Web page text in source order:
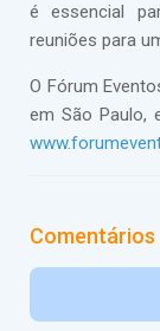
é essencial
reuniões para
O Fórum
em São Paulo,
Comentários